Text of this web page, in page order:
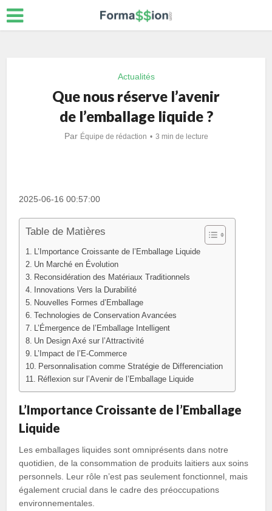
Actualités
Que nous réserve l’avenir
de l’emballage liquide ?
Par Équipe de rédaction 3 min de lecture
2025-06-16 00:57:00
Table de Matières
L’Importance Croissante de l’Emballage Liquide
Un Marché en Évolution
Reconsidération des Matériaux Traditionnels
Innovations Vers la Durabilité
Nouvelles Formes d’Emballage
Technologies de Conservation Avancées
L’Émergence de l’Emballage Intelligent
Un Design Axé sur l’Attractivité
L’Impact de l’E-Commerce
Personnalisation comme Stratégie de Differenciation
Réflexion sur l’Avenir de l’Emballage Liquide
L’Importance Croissante de l’Emballage
Liquide
Les emballages liquides sont omniprésents dans notre
quotidien, de la consommation de produits laitiers aux soins
personnels. Leur rôle n’est pas seulement fonctionnel, mais
également crucial dans le cadre des préoccupations
environnementales.